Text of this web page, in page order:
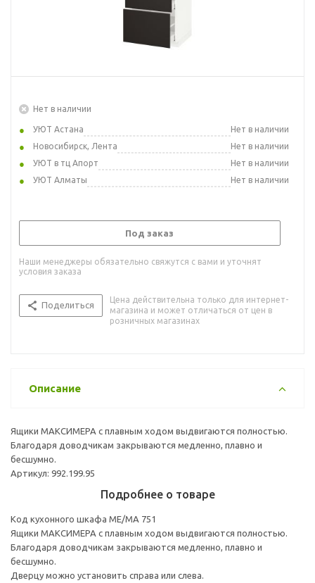
Нет в наличии
УЮТ Астана
Нет в наличии
Новосибирск, Лента
Нет в наличии
УЮТ в тц Апорт
Нет в наличии
УЮТ Алматы
Нет в наличии
Под заказ
Наши менеджеры обязательно свяжутся с вами и уточнят
условия заказа
Поделиться
Цена действительна только для интернет-
магазина и может отличаться от цен в
розничных магазинах
Описание
Ящики МАКСИМЕРА с плавным ходом выдвигаются полностью.
Благодаря доводчикам закрываются медленно, плавно и
бесшумно.
Артикул: 992.199.95
Подробнее о товаре
Код кухонного шкафа ME/MA 751
Ящики МАКСИМЕРА с плавным ходом выдвигаются полностью.
Благодаря доводчикам закрываются медленно, плавно и
бесшумно.
Дверцу можно установить справа или слева.